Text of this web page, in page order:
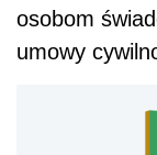
osobom
umowy